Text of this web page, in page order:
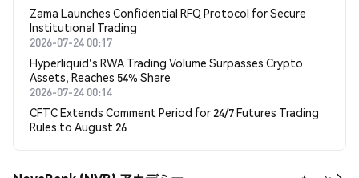
Zama Launches Confidential RFQ Protocol for Secure
Institutional Trading
2026-07-24 00:17
Hyperliquid's RWA Trading Volume Surpasses Crypto
Assets, Reaches 54% Share
2026-07-24 00:14
CFTC Extends Comment Period for 24/7 Futures Trading
Rules to August 26